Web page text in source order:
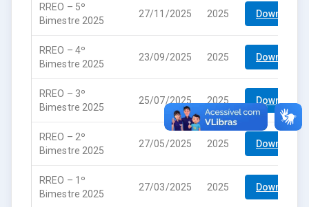
RREO – 5º
Bimestre 2025
27/11/2025 2025 Download
RREO – 4º
Bimestre 2025
23/09/2025 2025 Download
RREO – 3º
Bimestre 2025
25/07/2025 2025 Download
RREO – 2º
Bimestre 2025
27/05/2025 2025 Download
RREO – 1º
Bimestre 2025
27/03/2025 2025 Download